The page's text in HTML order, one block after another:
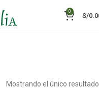
0
S/
Mostrando el único resultado